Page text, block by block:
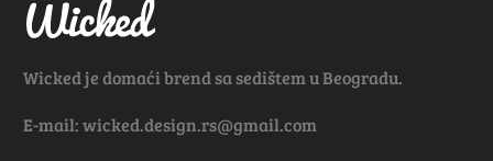
Wicked je domaći brend sa sedištem u Beogradu.
E-mail: wicked.design.rs@gmail.com